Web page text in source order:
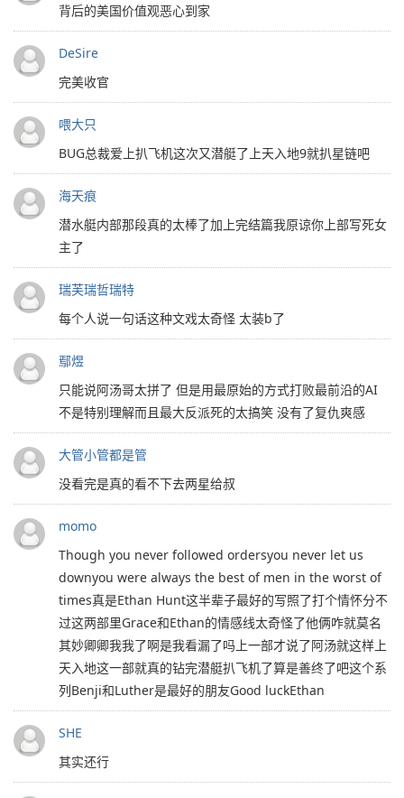
背后的美国价值观恶心到家
DeSire
完美收官
喂大只
BUG总裁爱上扒飞机这次又潜艇了上天入地9就扒星链吧
海天痕
潜水艇内部那段真的太棒了加上完结篇我原谅你上部写死女
主了
瑞芙瑞哲瑞特
每个人说一句话这种文戏太奇怪 太装b了
鄢煜
只能说阿汤哥太拼了 但是用最原始的方式打败最前沿的AI
不是特别理解而且最大反派死的太搞笑 没有了复仇爽感
大管小管都是管
没看完是真的看不下去两星给叔
momo
Though you never followed ordersyou never let us
downyou were always the best of men in the worst of
times真是Ethan Hunt这半辈子最好的写照了打个情怀分不
过这两部里Grace和Ethan的情感线太奇怪了他俩咋就莫名
其妙卿卿我我了啊是我看漏了吗上一部才说了阿汤就这样上
天入地这一部就真的钻完潜艇扒飞机了算是善终了吧这个系
列Benji和Luther是最好的朋友Good luckEthan
SHE
其实还行